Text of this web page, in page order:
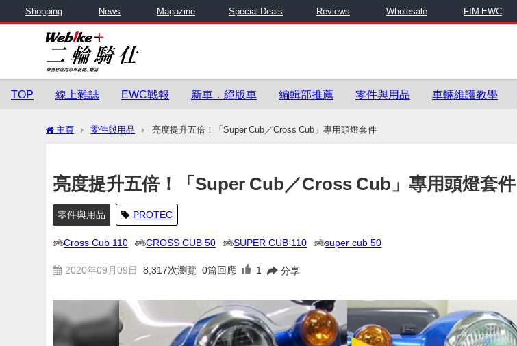
Shopping News Magazine Special Deals Reviews Wholesale FIM EWC
TOP 線上雜誌 EWC戰報 新車．絕版車 編輯部推薦 零件與用品 車輛維護教學
主頁 零件與用品 亮度提升五倍！「Super Cub／Cross Cub」專用頭燈套件
亮度提升五倍！「Super Cub／Cross Cub」專用頭燈套件
零件與用品 PROTEC
Cross Cub 110 CROSS CUB 50 SUPER CUB 110 super cub 50
2020年09月09日 8,317次瀏覽 0篇回應 1 分享